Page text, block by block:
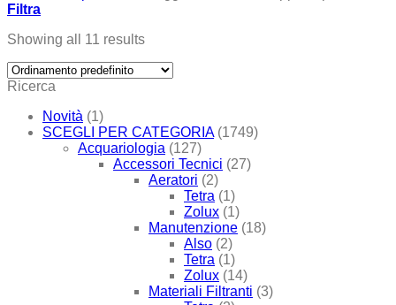
Filtra
Showing all 11 results
Ricerca
Novità (1)
SCEGLI PER CATEGORIA (1749)
Acquariologia (127)
Accessori Tecnici (27)
Aeratori (2)
Tetra (1)
Zolux (1)
Manutenzione (18)
Also (2)
Tetra (1)
Zolux (14)
Materiali Filtranti (3)